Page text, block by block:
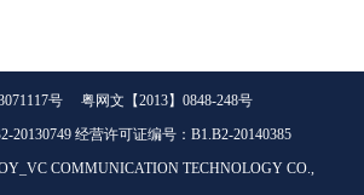
号 粤网文【2013】0848-248号
20130749 经营许可证编号：B1.B2-20140385
COMMUNICATION TECHNOLOGY CO.,